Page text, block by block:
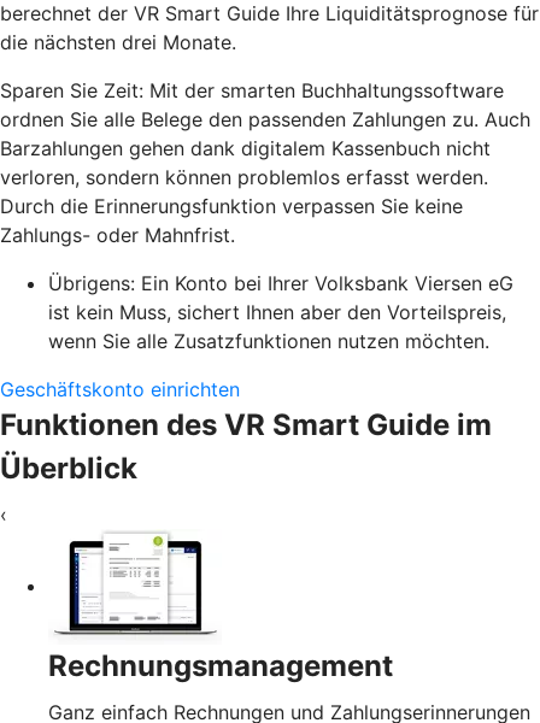
berechnet der VR Smart Guide Ihre Liquiditätsprognose für
die nächsten drei Monate.
Sparen Sie Zeit: Mit der smarten Buchhaltungssoftware
ordnen Sie alle Belege den passenden Zahlungen zu. Auch
Barzahlungen gehen dank digitalem Kassenbuch nicht
verloren, sondern können problemlos erfasst werden.
Durch die Erinnerungsfunktion verpassen Sie keine
Zahlungs- oder Mahnfrist.
Übrigens: Ein Konto bei Ihrer Volksbank Viersen eG
ist kein Muss, sichert Ihnen aber den Vorteilspreis,
wenn Sie alle Zusatzfunktionen nutzen möchten.
Geschäftskonto einrichten
Funktionen des VR Smart Guide im
Überblick
‹
Rechnungsmanagement
Ganz einfach Rechnungen und Zahlungserinnerungen